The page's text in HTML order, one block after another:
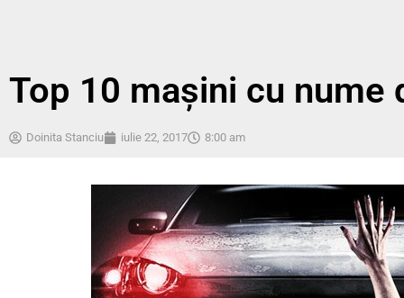
Top 10 mașini cu
Doinita Stanciu iulie 22, 2017 8:00 am